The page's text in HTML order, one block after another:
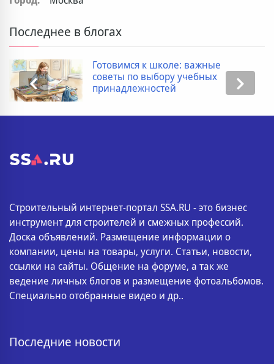
Последнее в блогах
Готовимся к школе: важные
советы по выбору учебных
принадлежностей
Строительный интернет-портал SSA.RU - это бизнес
инструмент для строителей и смежных профессий.
Доска объявлений. Размещение информации о
компании, цены на товары, услуги. Статьи, новости,
ссылки на сайты. Общение на форуме, а так же
ведение личных блогов и размещение фотоальбомов.
Специально отобранные видео и др..
Последние новости